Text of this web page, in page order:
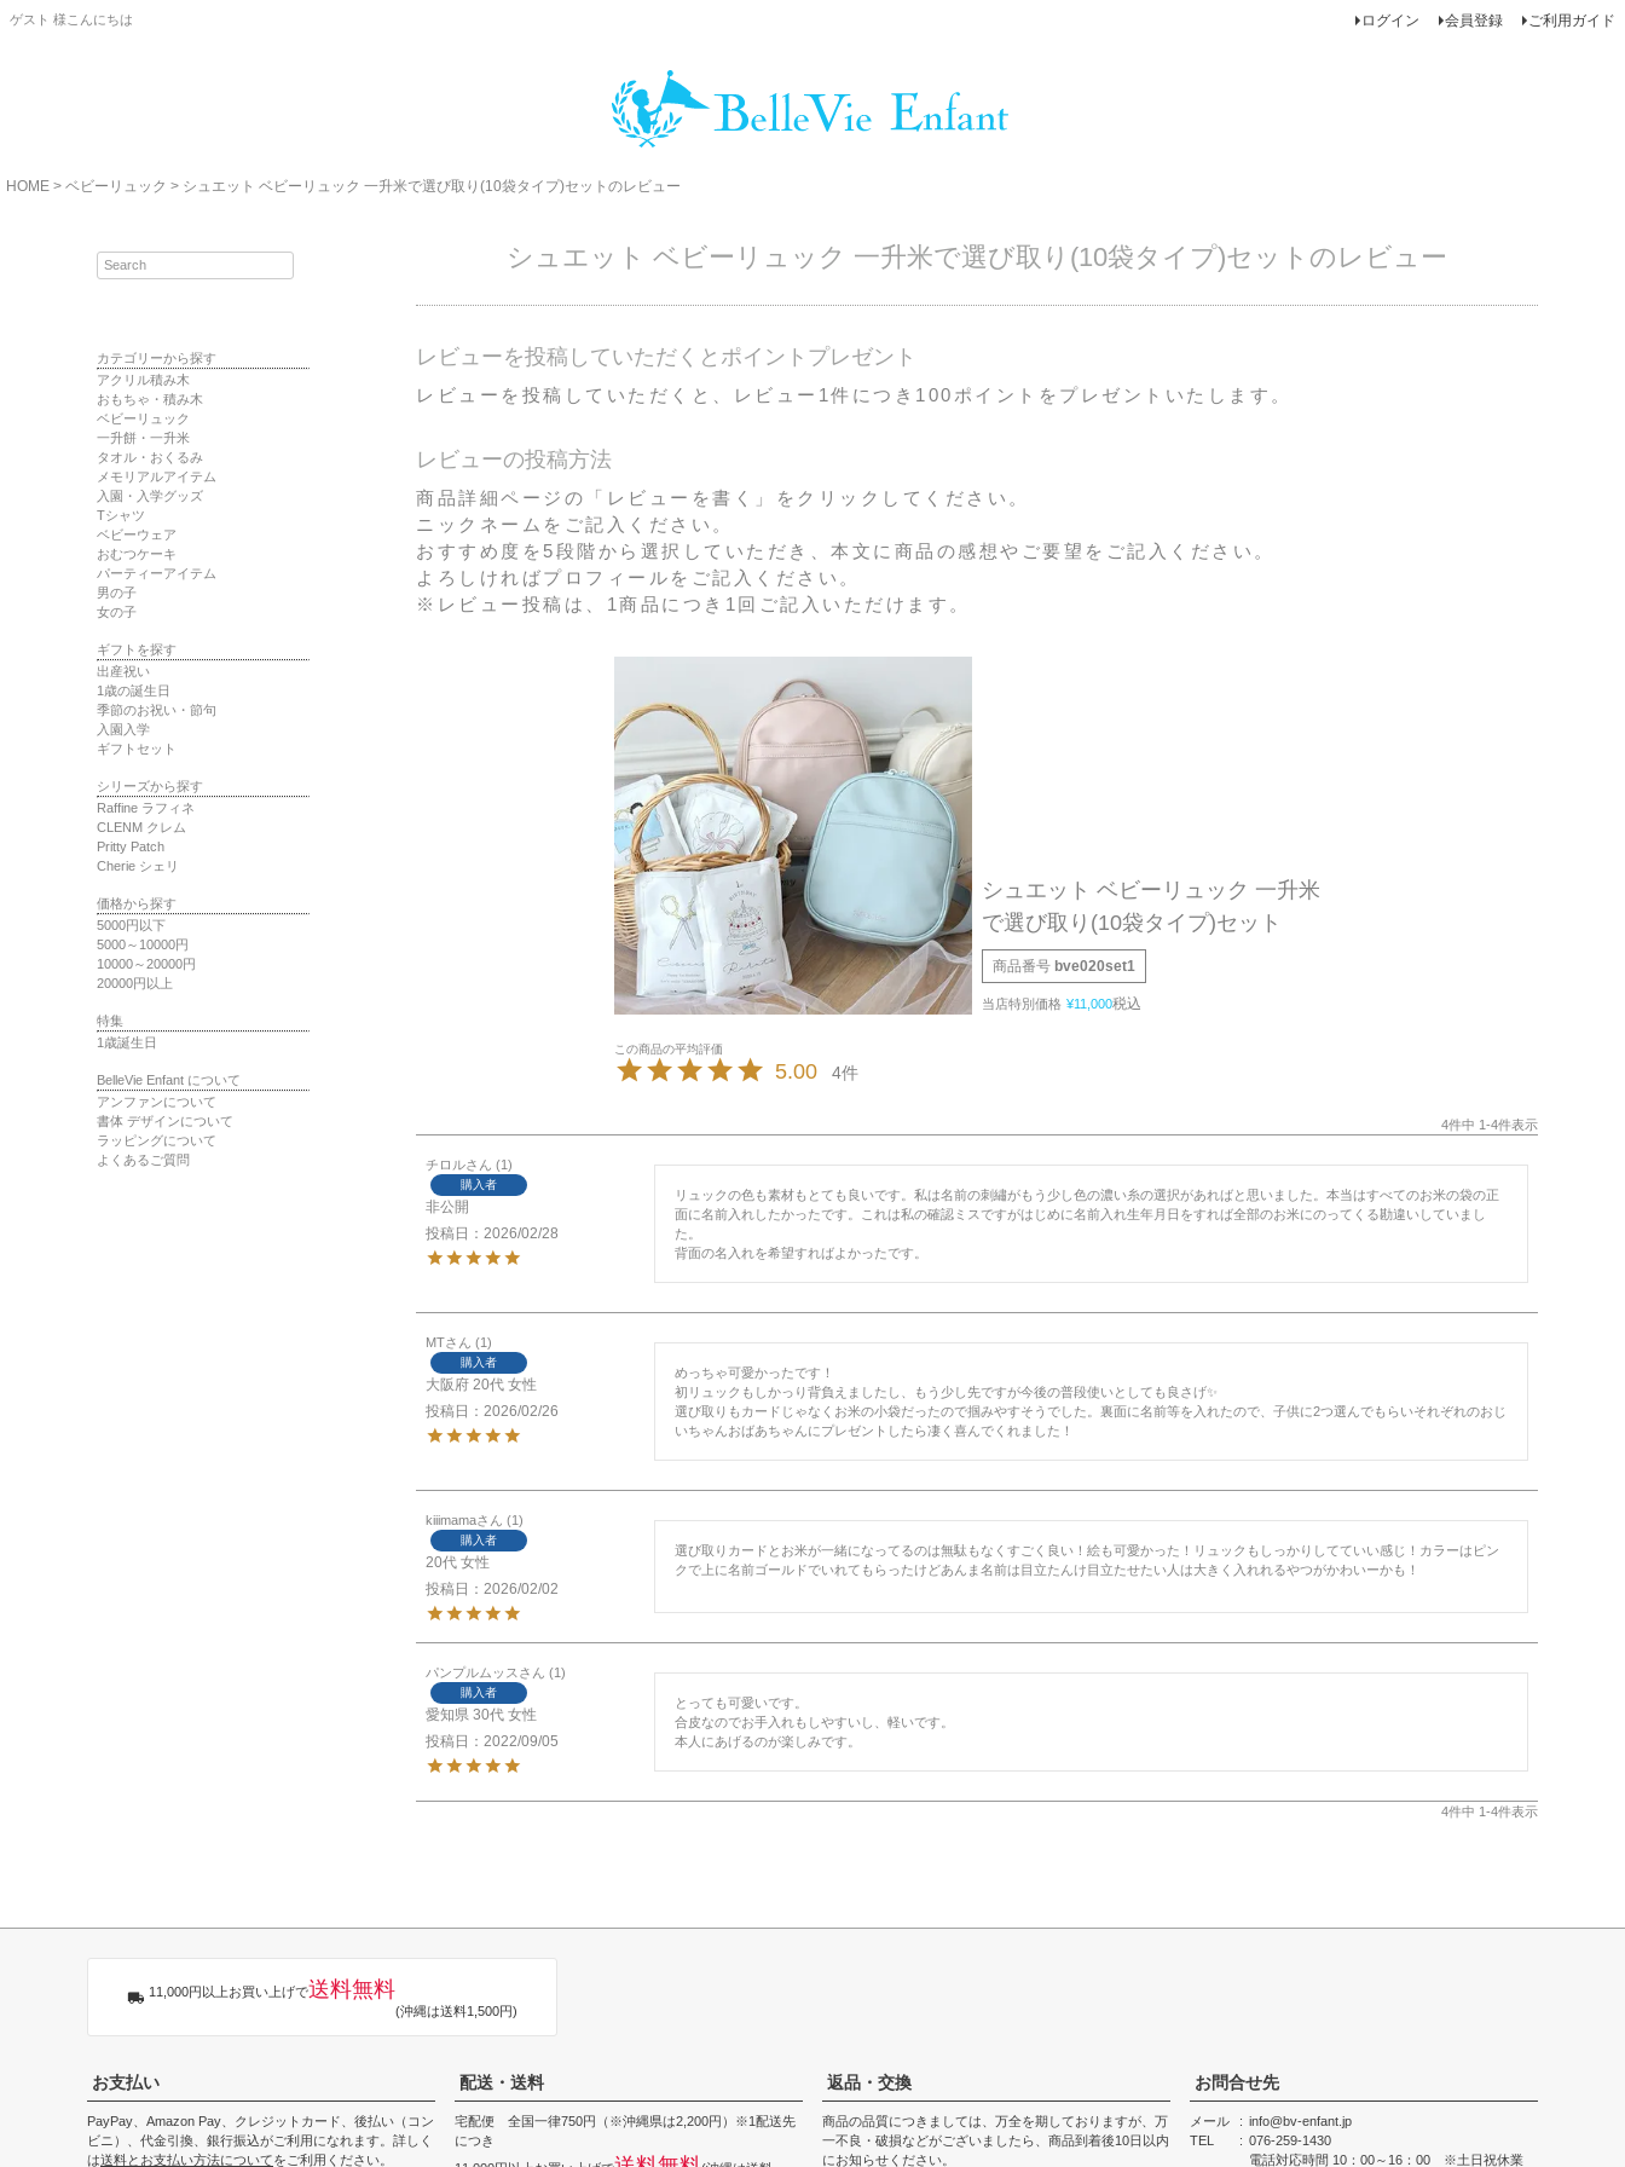
ゲスト 様こんにちは ログイン 会員登録 ご利用ガイド
HOME ベビーリュック シュエット ベビーリュック 一升米で選び取り(10袋タイプ)セットのレビュー
カテゴリーから探す
アクリル積み木
おもちゃ・積み木
ベビーリュック
一升餅・一升米
タオル・おくるみ
メモリアルアイテム
入園・入学グッズ
Tシャツ
ベビーウェア
おむつケーキ
パーティーアイテム
男の子
女の子
ギフトを探す
出産祝い
1歳の誕生日
季節のお祝い・節句
入園入学
ギフトセット
シリーズから探す
Raffine ラフィネ
CLENM クレム
Pritty Patch
Cherie シェリ
価格から探す
5000円以下
5000～10000円
10000～20000円
20000円以上
特集
1歳誕生日
BelleVie Enfant について
アンファンについて
書体 デザインについて
ラッピングについて
よくあるご質問
シュエット ベビーリュック 一升米で選び取り(10袋タイプ)セットのレビュー
レビューを投稿していただくとポイントプレゼント
レビューを投稿していただくと、レビュー1件につき100ポイントをプレゼントいたします。
レビューの投稿方法
商品詳細ページの「レビューを書く」をクリックしてください。
ニックネームをご記入ください。
おすすめ度を5段階から選択していただき、本文に商品の感想やご要望をご記入ください。
よろしければプロフィールをご記入ください。
※レビュー投稿は、1商品につき1回ご記入いただけます。
シュエット ベビーリュック 一升米
で選び取り(10袋タイプ)セット
商品番号 bve020set1
当店特別価格 ¥11,000税込
5.00 4
4件中 1 -4件表示
チロル 1
購入者
非公開
投稿日
2026/02/28
リュックの色も素材もとても良いです。私は名前の刺繡がもう少し色の濃い糸の選択があればと思いました。本当はすべてのお米の袋の正
面に名前入れしたかったです。これは私の確認ミスですがはじめに名前入れ生年月日をすれば全部のお米にのってくる勘違いしていまし
た。
MT 1
購入者
大阪府 20代 女性
投稿日
2026/02/26
めっちゃ可愛かったです！
初リュックもしかっり背負えましたし、もう少し先ですが今後の普段使いとしても良さげ✨
選び取りもカードじゃなくお米の小袋だったので掴みやすそうでした。裏面に名前等を入れたので、子供に2つ選んでもらいそれぞれのおじ
kiiimama 1
購入者
20代 女性
投稿日
2026/02/02
選び取りカードとお米が一緒になってるのは無駄もなくすごく良い！絵も可愛かった！リュックもしっかりしてていい感じ！カラーはピン
クで上に名前ゴールドでいれてもらったけどあんま名前は目立たんけ目立たせたい人は大きく入れれるやつがかわいーかも！
パンプルムッス 1
購入者
愛知県 30代 女性
投稿日
2022/09/05
とっても可愛いです。
合皮なのでお手入れもしやすいし、軽いです。
本人にあげるのが楽しみです。
4件中 1 -4件表示
11,000円以上お買い上げで送料無料
(沖縄は送料1,500円)
お支払い
PayPay、Amazon Pay、クレジットカード、後払い（コン
ビニ）、代金引換、銀行振込がご利用になれます。詳しく
は送料とお支払い方法についてをご利用ください。
配送・送料
宅配便 全国一律750円（※沖縄県は2,200円）※1配送先
につき
返品・交換
商品の品質につきましては、万全を期しておりますが、万
一不良・破損などがございましたら、商品到着後10日以内
にお知らせください。
お問合せ先
メール
info@bv-enfant.jp
TEL
076-259-1430
電話対応時間 10：00～16：00 ※土日祝休業